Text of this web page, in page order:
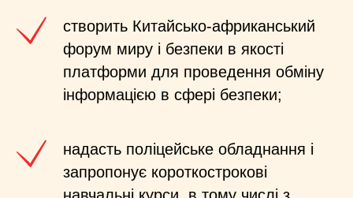
створить Китайсько-африканський
форум миру і безпеки в якості
платформи для проведення обміну
інформацією в сфері безпеки;
надасть поліцейське обладнання і
запропонує короткострокові